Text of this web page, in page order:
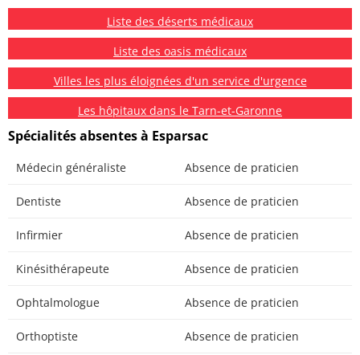
Liste des déserts médicaux
Liste des oasis médicaux
Villes les plus éloignées d'un service d'urgence
Les hôpitaux dans le Tarn-et-Garonne
Spécialités absentes à Esparsac
Médecin généraliste Absence de praticien
Dentiste Absence de praticien
Infirmier Absence de praticien
Kinésithérapeute Absence de praticien
Ophtalmologue Absence de praticien
Orthoptiste Absence de praticien